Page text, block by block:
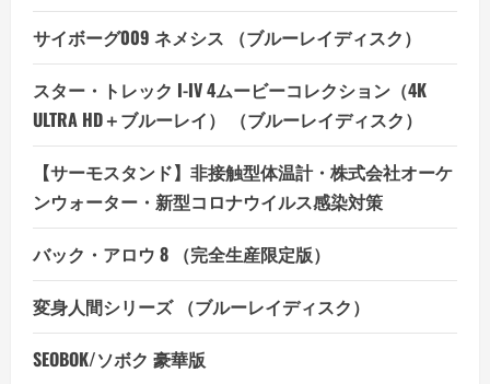
サイボーグ009 ネメシス （ブルーレイディスク）
スター・トレック I-IV 4ムービーコレクション（4K
ULTRA HD＋ブルーレイ） （ブルーレイディスク）
【サーモスタンド】非接触型体温計・株式会社オーケ
ンウォーター・新型コロナウイルス感染対策
バック・アロウ 8 （完全生産限定版）
変身人間シリーズ （ブルーレイディスク）
SEOBOK/ソボク 豪華版